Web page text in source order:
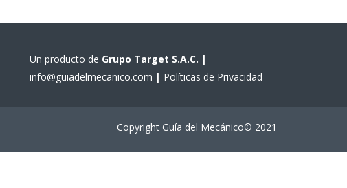
Un producto de Grupo Target S.A.C. |
info@guiadelmecanico.com | Políticas de Privacidad
Copyright Guía del Mecánico© 2021